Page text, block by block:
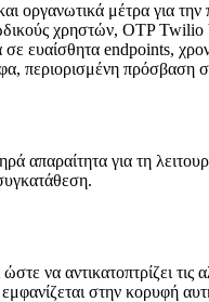
οργανωτικά μέτρα για
χρηστών, OTP Twilio
ευαίσθητα endpoints,
περιορισμένη πρόσβαση
απαραίτητα για τη
ώστε να αντικατοπτρίζει
στην κορυφή